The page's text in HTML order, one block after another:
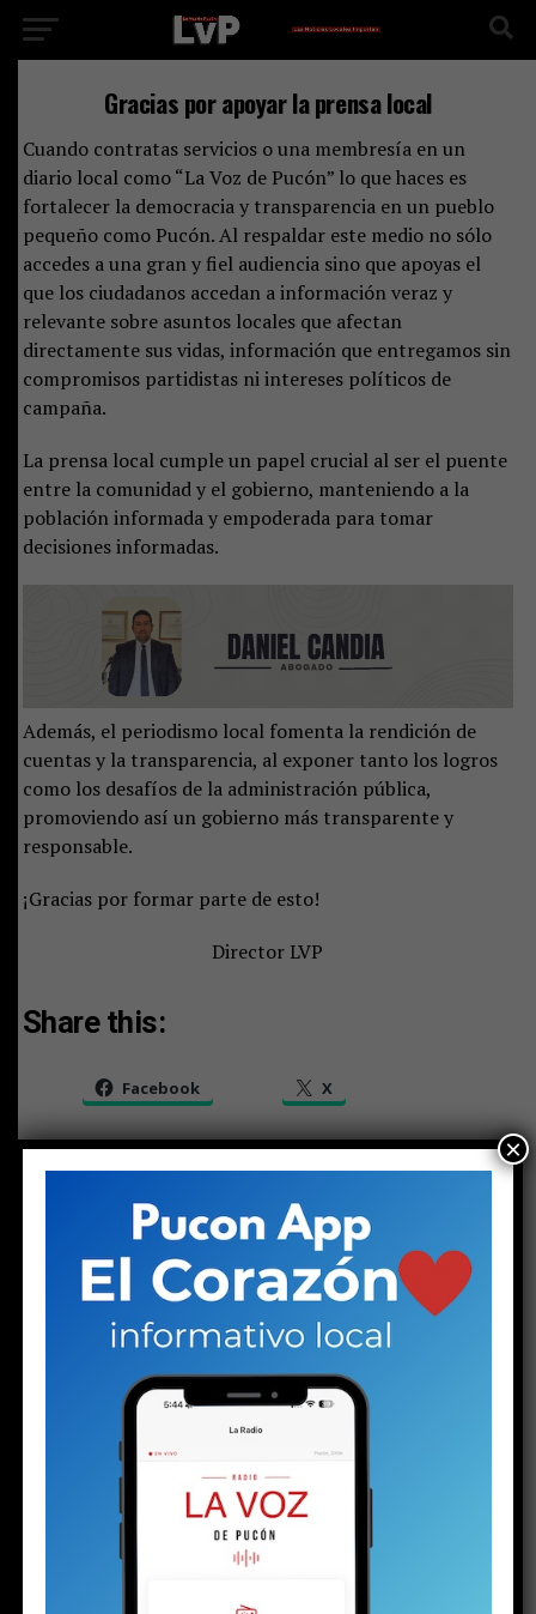
Gracias por apoyar la prensa local
Cuando contratas servicios o una membresía en un
diario local como “La Voz de Pucón” lo que haces es
fortalecer la democracia y transparencia en un pueblo
pequeño como Pucón. Al respaldar este medio no sólo
accedes a una gran y fiel audiencia sino que apoyas el
que los ciudadanos accedan a información veraz y
relevante sobre asuntos locales que afectan
directamente sus vidas, información que entregamos sin
compromisos partidistas ni intereses políticos de
campaña.
La prensa local cumple un papel crucial al ser el puente
entre la comunidad y el gobierno, manteniendo a la
población informada y empoderada para tomar
decisiones informadas.
Además, el periodismo local fomenta la rendición de
cuentas y la transparencia, al exponer tanto los logros
como los desafíos de la administración pública,
promoviendo así un gobierno más transparente y
responsable.
¡Gracias por formar parte de esto!
Director LVP
Share this:
Facebook X
×